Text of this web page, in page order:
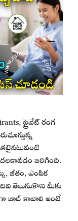
ప్రైవేట్ రంగ
జరిగింది.
జీతం, ఎంపిక
తెలుసుకొని మీకు
జాబ్ కావాలి అంటే